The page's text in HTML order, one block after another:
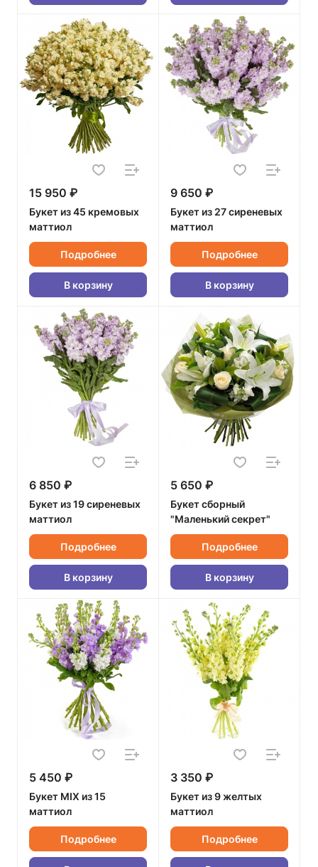
15 950 ₽
Букет из 45 кремовых
маттиол
Подробнее
В корзину
9 650 ₽
Букет из 27 сиреневых
маттиол
Подробнее
В корзину
6 850 ₽
Букет из 19 сиреневых
маттиол
Подробнее
В корзину
5 650 ₽
Букет сборный
"Маленький секрет"
Подробнее
В корзину
5 450 ₽
Букет MIX из 15
маттиол
Подробнее
3 350 ₽
Букет из 9 желтых
маттиол
Подробнее